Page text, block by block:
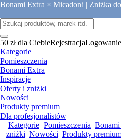
Bonami Extra × Micadoni | Zniżka
50 zł dla CiebieRejestracjaLogowanie
Kategorie
Pomieszczenia
Bonami Extra
Inspiracje
Oferty i zniżki
Nowości
Produkty premium
Dla profesjonalistów
Kategorie Pomieszczenia
zniżki Nowości Produkty